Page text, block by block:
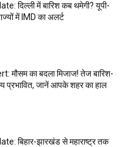
दिल्ली में बारिश कब थमेगी? यूपी-
में IMD का अलर्ट
मौसम का बदला मिजाज! तेज बारिश-
प्रभावित, जानें आपके शहर का हाल
बिहार-झारखंड से महाराष्ट्र तक